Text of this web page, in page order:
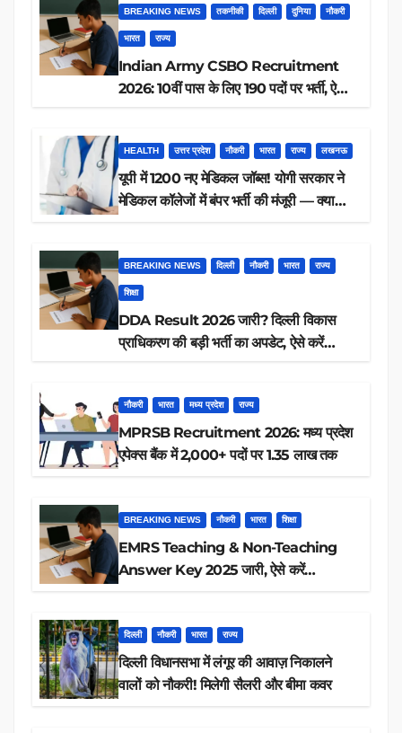
BREAKING NEWS तकनीकी दिल्ली दुनिया नौकरी
भारत राज्य
Indian Army CSBO Recruitment
2026: 10वीं पास के लिए 190 पदों पर भर्ती, ऐसे
HEALTH उत्तर प्रदेश नौकरी भारत राज्य लखनऊ
यूपी में 1200 नए मेडिकल जॉब्स! योगी सरकार ने
मेडिकल कॉलेजों में बंपर भर्ती की मंजूरी — क्या
BREAKING NEWS दिल्ली नौकरी भारत राज्य
शिक्षा
DDA Result 2026 जारी? दिल्ली विकास
प्राधिकरण की बड़ी भर्ती का अपडेट, ऐसे करें
नौकरी भारत मध्य प्रदेश राज्य
MPRSB Recruitment 2026: मध्य प्रदेश
एपेक्स बैंक में 2,000+ पदों पर 1.35 लाख तक
BREAKING NEWS नौकरी भारत शिक्षा
EMRS Teaching & Non-Teaching
Answer Key 2025 जारी, ऐसे करें
दिल्ली नौकरी भारत राज्य
दिल्ली विधानसभा में लंगूर की आवाज़ निकालने
वालों को नौकरी! मिलेगी सैलरी और बीमा कवर